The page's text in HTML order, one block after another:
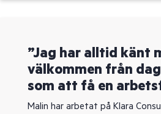
”Jag har alltid känt
välkommen från
som att få en
Malin har arbetat på Klara